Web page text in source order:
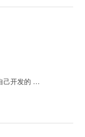
己开发的 …